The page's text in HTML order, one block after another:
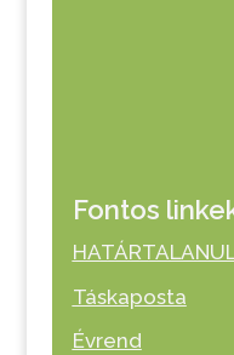
Fontos
Táskaposta
Évrend